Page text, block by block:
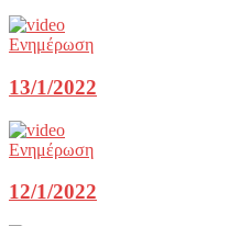
Ενημέρωση
13/1/2022
Ενημέρωση
12/1/2022